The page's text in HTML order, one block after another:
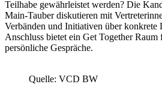
Teilhabe gewährleistet werden? Die
Main-Tauber diskutieren mit
Verbänden und Initiativen über konkrete
Anschluss bietet ein Get Together Raum
persönliche Gespräche.
Quelle: VCD BW